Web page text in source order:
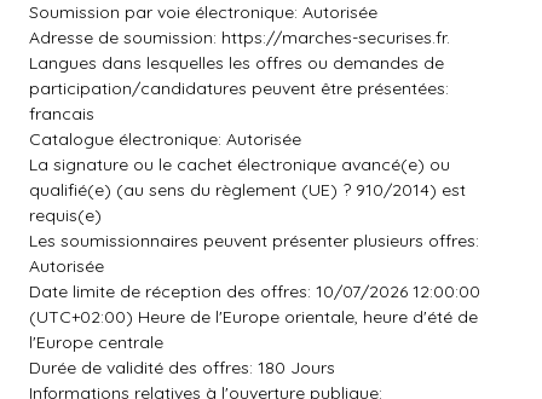
Soumission par voie électronique: Autorisée
Adresse de soumission: https://marches-securises.fr.
Langues dans lesquelles les offres ou demandes de
participation/candidatures peuvent être présentées:
francais
Catalogue électronique: Autorisée
La signature ou le cachet électronique avancé(e) ou
qualifié(e) (au sens du règlement (UE) ? 910/2014) est
requis(e)
Les soumissionnaires peuvent présenter plusieurs offres:
Autorisée
Date limite de réception des offres: 10/07/2026 12:00:00
(UTC+02:00) Heure de l'Europe orientale, heure d'été de
l'Europe centrale
Durée de validité des offres: 180 Jours
Informations relatives à l'ouverture publique: